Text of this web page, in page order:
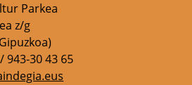
Parkea
z/g
943-30 43 65